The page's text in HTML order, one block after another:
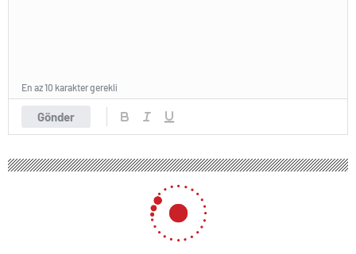
Gönder
En az 10 karakter gerekli